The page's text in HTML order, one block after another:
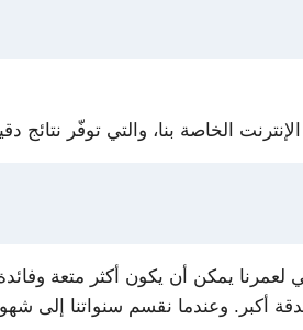
الخاصة بنا، والتي توفّر نتائج
لعمرنا يمكن أن يكون أكثر متعة
أكبر. وعندما نقسم سنواتنا إلى